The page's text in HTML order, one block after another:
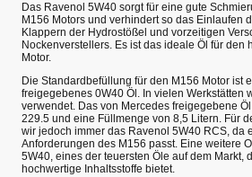
Das Ravenol 5W40 sorgt für eine gute
M156 Motors und verhindert so das Einlaufen
Klappern der Hydrostößel und vorzeitigen
Nockenverstellers. Es ist das ideale Öl für den
Motor.
Die Standardbefüllung für den M156 Motor ist
freigegebenes 0W40 Öl. In vielen Werkstätten
verwendet. Das von Mercedes freigegebene
229.5 und eine Füllmenge von 8,5 Litern. Für
wir jedoch immer das Ravenol 5W40 RCS, da
Anforderungen des M156 passt. Eine weitere
5W40, eines der teuersten Öle auf dem Markt,
hochwertige Inhaltsstoffe bietet.